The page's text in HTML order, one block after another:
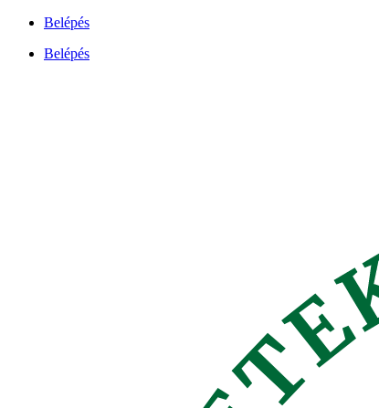
Ugrás
tartalomhoz
Belépés
Belépés